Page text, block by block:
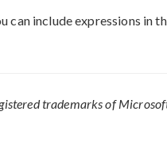
can include expressions in
trademarks of